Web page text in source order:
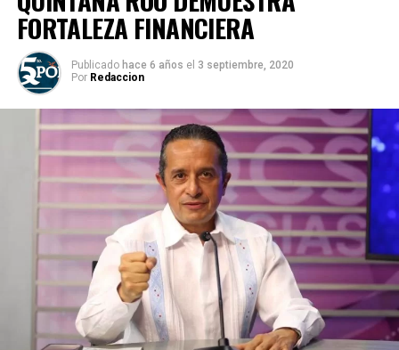
FORTALEZA FINANCIERA
Publicado hace 6 años el 3 septiembre, 2020
Por Redaccion